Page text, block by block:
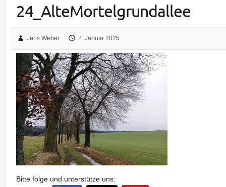
24_AlteMortelgrundallee
Jens Weber 2. Januar 2025
Bitte folge und unterstütze uns: